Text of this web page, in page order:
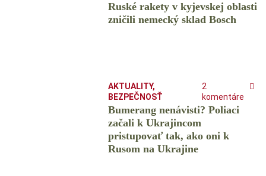
Ruské rakety v kyjevskej oblasti
zničili nemecký sklad Bosch
AKTUALITY,
BEZPEČNOSŤ
2
komentáre
Bumerang nenávisti? Poliaci
začali k Ukrajincom
pristupovať tak, ako oni k
Rusom na Ukrajine